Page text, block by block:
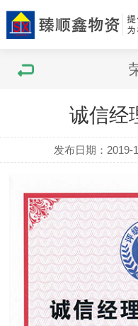
诚信经
发布日期：2019-